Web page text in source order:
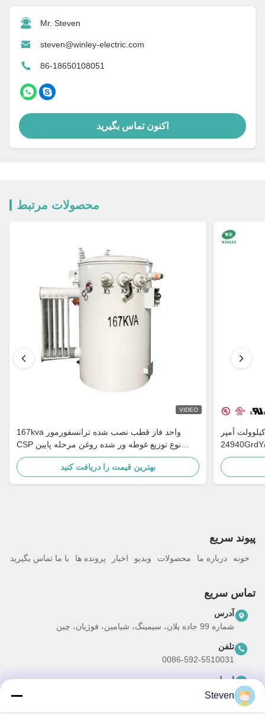
Mr. Steven
steven@winley-electric.com
86-18650108051
اکنون تماس بگیرید
محصولات مرتبط
VIDEO
167kva واحد فاز قطب نصب شده ترانسفورمور
CSP نوع توزیع غوطه ور شده روغن مرحله پایین
4160v به 480v
بهترین قیمت را دریافت کنید
تک فاز 75 کیلوولت آمپر
24940GrdY/14400V تا 120/240V برای توزیع
روستایی
پيوند سريع
خونه درباره ما محصولات ویدیو اخبار پرونده ها با ما تماس بگیرید
تماس سریع
آدرس
شماره 99 جاده یلان، سیمینگ، شیامین، فوژیان، چین
تلفن
0086-592-5510031
ایمیل
steven@winley-electric.com
Steven